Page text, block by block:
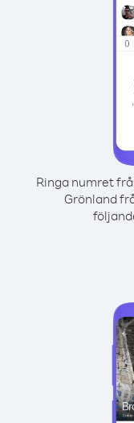
Ringa numret
Grönland